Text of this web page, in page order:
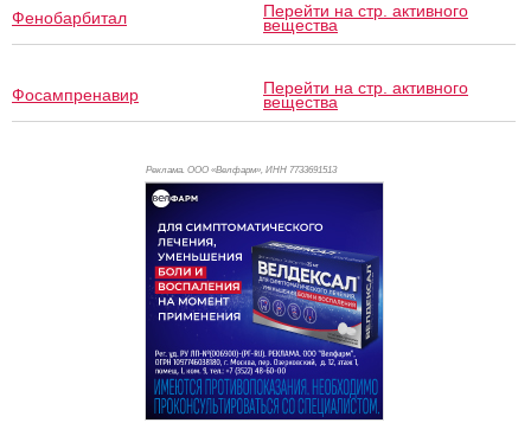
Фенобарбитал Перейти на стр. активного
вещества
Фосампренавир Перейти на стр. активного
вещества
Реклама. ООО «Велфарм», ИНН 7733691513